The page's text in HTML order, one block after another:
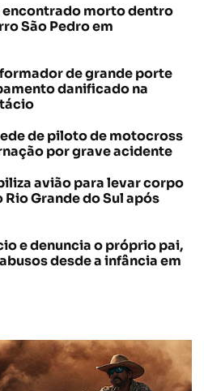
encontrado morto dentro
São Pedro em
de grande porte
danificado na
de piloto de motocross
por grave acidente
avião para levar corpo
Grande do Sul após
e denuncia o próprio pai,
desde a infância em